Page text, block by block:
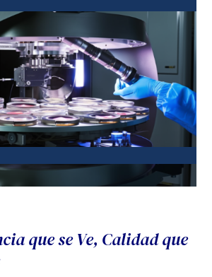
que se Ve, Calidad que